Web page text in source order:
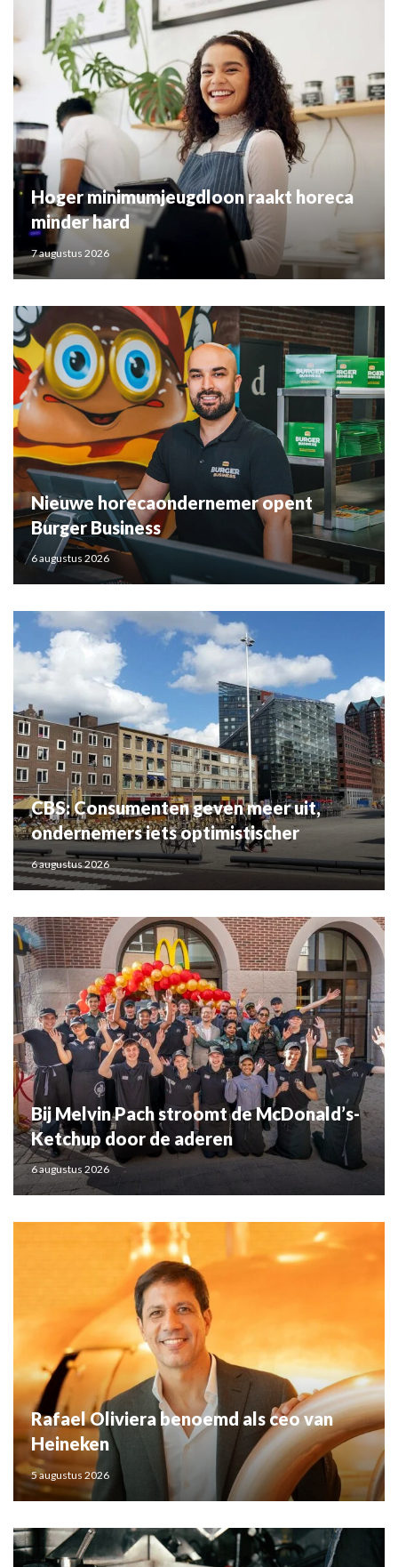
Hoger minimumjeugdloon raakt horeca
minder hard
7 augustus 2026
Nieuwe horecaondernemer opent
Burger Business
6 augustus 2026
CBS: Consumenten geven meer uit,
ondernemers iets optimistischer
6 augustus 2026
Bij Melvin Pach stroomt de McDonald’s-
Ketchup door de aderen
6 augustus 2026
Rafael Oliviera benoemd als ceo van
Heineken
5 augustus 2026